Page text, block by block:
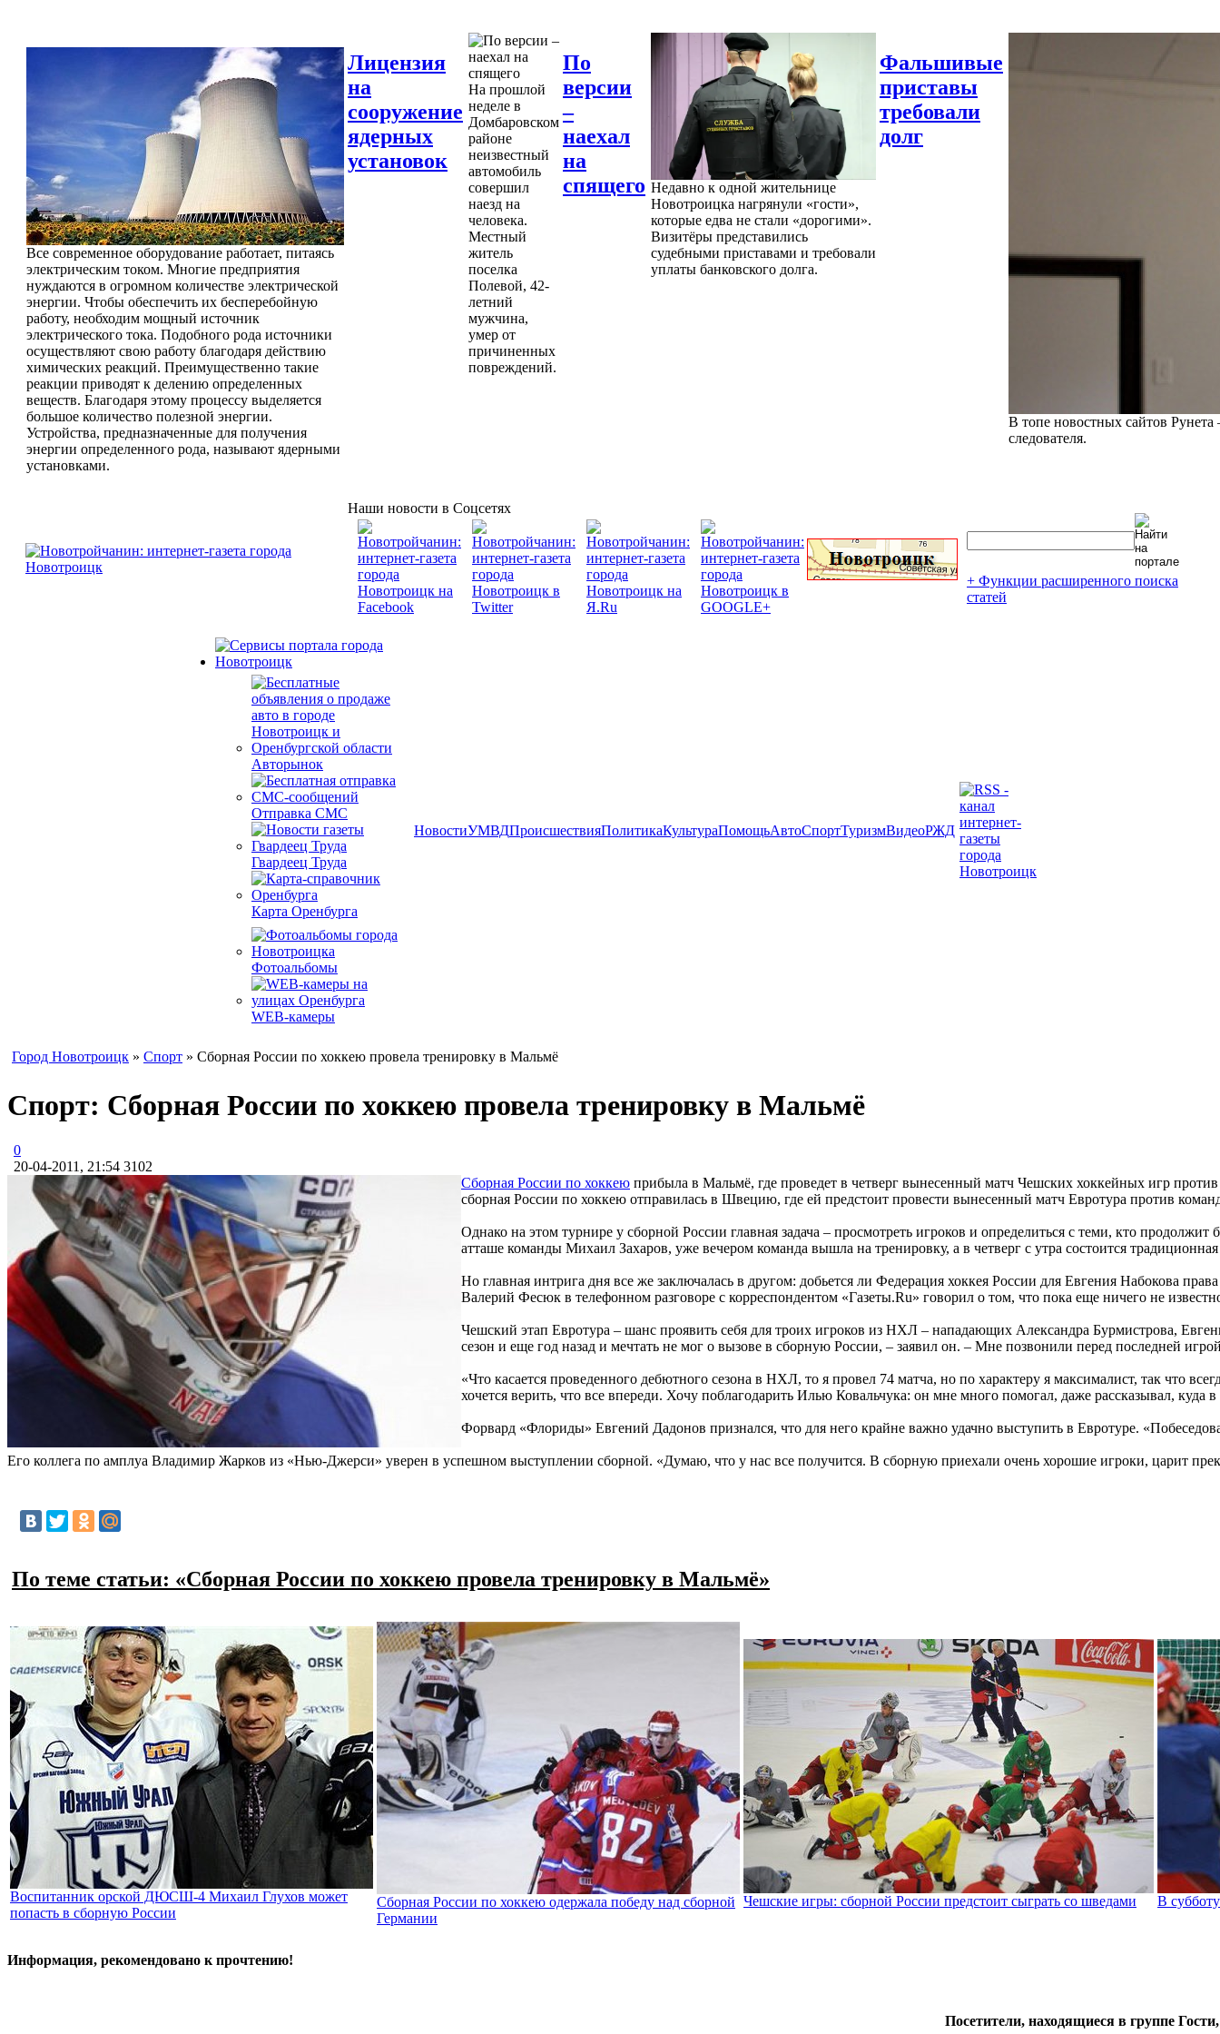
Все современное оборудование работает, питаясь
электрическим током. Многие предприятия
нуждаются в огромном количестве электрической
энергии. Чтобы обеспечить их бесперебойную
работу, необходим мощный источник
электрического тока. Подобного рода источники
осуществляют свою работу благодаря действию
химических реакций. Преимущественно такие
реакции приводят к делению определенных
веществ. Благодаря этому процессу выделяется
большое количество полезной энергии.
Устройства, предназначенные для получения
энергии определенного рода, называют ядерными
установками.
Лицензия
на
сооружение
ядерных
установок
На прошлой
неделе в
Домбаровском
районе
неизвестный
автомобиль
совершил
наезд на
человека.
Местный
житель
поселка
Полевой, 42-
летний
мужчина,
умер от
причиненных
повреждений.
По
версии
–
наехал
на
спящего Недавно к одной жительнице
Новотроицка нагрянули «гости»,
которые едва не стали «дорогими».
Визитёры представились
судебными приставами и требовали
уплаты банковского долга.
Фальшивые
приставы
требовали
долг
В топе новостных сайтов Рунета
следователя.
Наши новости в Соцсетях
+ Функции расширенного поиска
статей
Авторынок
Отправка СМС
Гвардеец Труда
Карта Оренбурга
Фотоальбомы
WEB-камеры
НовостиУМВДПроисшествияПолитикаКультураПомощьАвтоСпортТуризмВидеоРЖД
Город Новотроицк » Спорт » Сборная России по хоккею провела тренировку в Мальмё
Спорт: Сборная России по хоккею провела тренировку в Мальмё
0
20-04-2011, 21:54 3102
Сборная России по хоккею прибыла в Мальмё, где проведет в четверг вынесенный матч Чешских хоккейных игр
сборная России по хоккею отправилась в Швецию, где ей предстоит провести вынесенный матч Евротура против
Однако на этом турнире у сборной России главная задача – просмотреть игроков и определиться с теми, кто
атташе команды Михаил Захаров, уже вечером команда вышла на тренировку, а в четверг с утра состоится
Но главная интрига дня все же заключалась в другом: добьется ли Федерация хоккея России для Евгения Набокова
Валерий Фесюк в телефонном разговоре с корреспондентом «Газеты.Ru» говорил о том, что пока еще ничего не
Чешский этап Евротура – шанс проявить себя для троих игроков из НХЛ – нападающих Александра Бурмистрова,
сезон и еще год назад и мечтать не мог о вызове в сборную России, – заявил он. – Мне позвонили перед последней
«Что касается проведенного дебютного сезона в НХЛ, то я провел 74 матча, но по характеру я максималист, так что
хочется верить, что все впереди. Хочу поблагодарить Илью Ковальчука: он мне много помогал, даже рассказывал, куда
Форвард «Флориды» Евгений Дадонов признался, что для него крайне важно удачно выступить в Евротуре.
Его коллега по амплуа Владимир Жарков из «Нью-Джерси» уверен в успешном выступлении сборной. «Думаю, что у нас все получится. В сборную приехали очень хорошие игроки, царит
По теме статьи: «Сборная России по хоккею провела тренировку в Мальмё»
Воспитанник орской ДЮСШ-4 Михаил Глухов может
попасть в сборную России
Сборная России по хоккею одержала победу над сборной
Германии
Чешские игры: сборной России предстоит сыграть со шведами В
Информация, рекомендовано к прочтению!
Посетители, находящиеся в группе Гости